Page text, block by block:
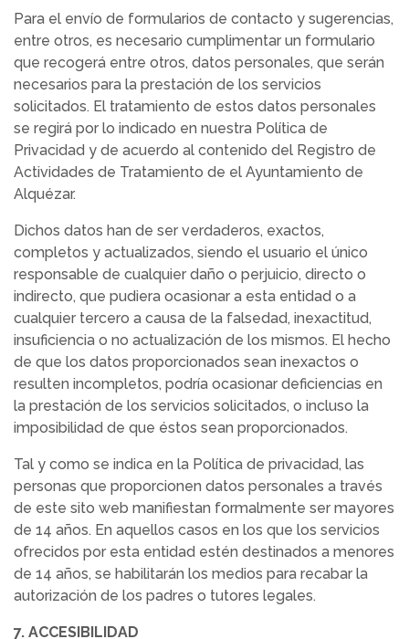
Para el envío de formularios de contacto y sugerencias,
entre otros, es necesario cumplimentar un formulario
que recogerá entre otros, datos personales, que serán
necesarios para la prestación de los servicios
solicitados. El tratamiento de estos datos personales
se regirá por lo indicado en nuestra Política de
Privacidad y de acuerdo al contenido del Registro de
Actividades de Tratamiento de el Ayuntamiento de
Alquézar.
Dichos datos han de ser verdaderos, exactos,
completos y actualizados, siendo el usuario el único
responsable de cualquier daño o perjuicio, directo o
indirecto, que pudiera ocasionar a esta entidad o a
cualquier tercero a causa de la falsedad, inexactitud,
insuficiencia o no actualización de los mismos. El hecho
de que los datos proporcionados sean inexactos o
resulten incompletos, podría ocasionar deficiencias en
la prestación de los servicios solicitados, o incluso la
imposibilidad de que éstos sean proporcionados.
Tal y como se indica en la Política de privacidad, las
personas que proporcionen datos personales a través
de este sito web manifiestan formalmente ser mayores
de 14 años. En aquellos casos en los que los servicios
ofrecidos por esta entidad estén destinados a menores
de 14 años, se habilitarán los medios para recabar la
autorización de los padres o tutores legales.
7. ACCESIBILIDAD